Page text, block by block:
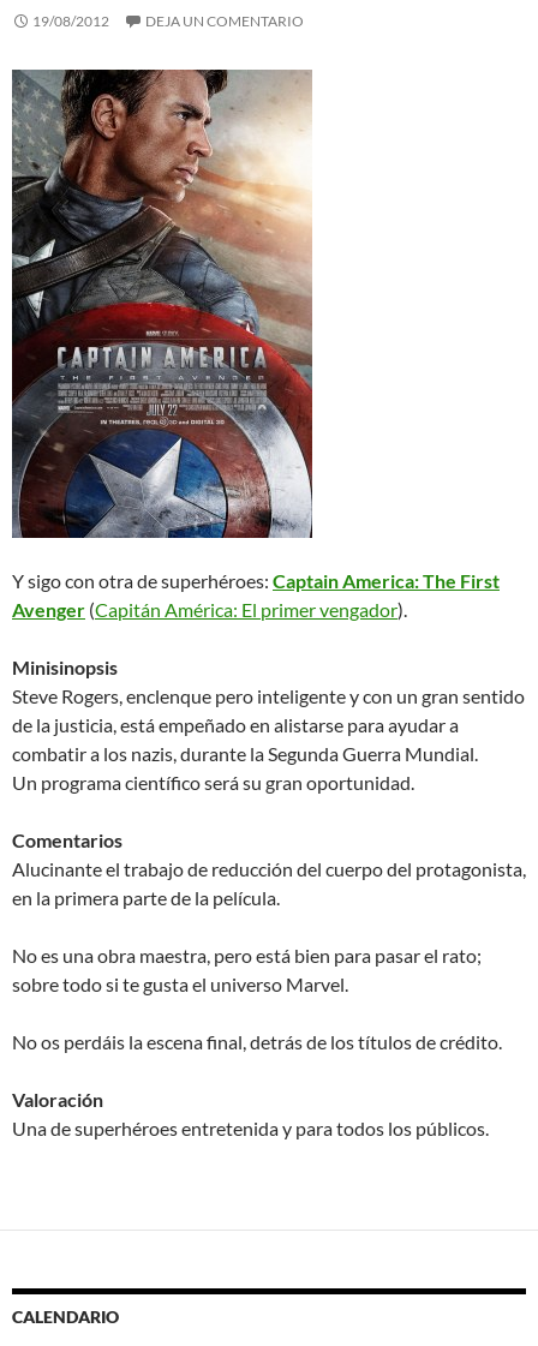
19/08/2012 DEJA UN COMENTARIO
Y sigo con otra de superhéroes: Captain America: The First
Avenger (Capitán América: El primer vengador).
Minisinopsis
Steve Rogers, enclenque pero inteligente y con un gran sentido
de la justicia, está empeñado en alistarse para ayudar a
combatir a los nazis, durante la Segunda Guerra Mundial.
Un programa científico será su gran oportunidad.
Comentarios
Alucinante el trabajo de reducción del cuerpo del protagonista,
en la primera parte de la película.
No es una obra maestra, pero está bien para pasar el rato;
sobre todo si te gusta el universo Marvel.
No os perdáis la escena final, detrás de los títulos de crédito.
Valoración
Una de superhéroes entretenida y para todos los públicos.
CALENDARIO